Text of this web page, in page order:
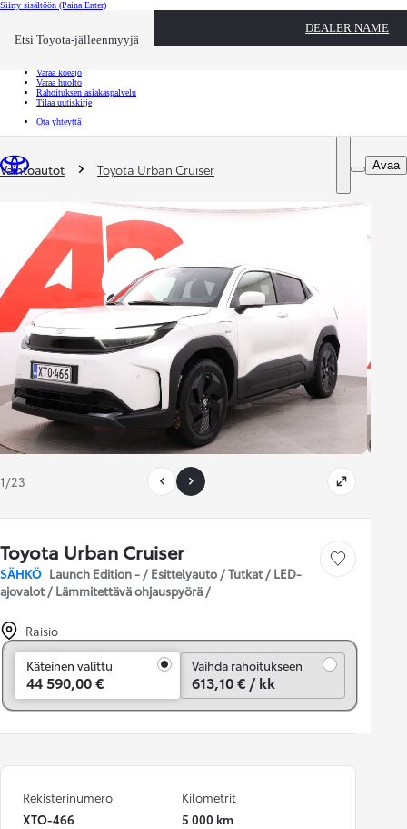
Siirry sisältöön (Paina Enter)
Etsi Toyota-jälleenmyyjä
DEALER NAME
Toyota palvelee Sulje
Varaa koeajo
Varaa huolto
Rahoituksen asiakaspalvelu
Tilaa uutiskirje
Ota yhteyttä
Avaa
Olet täällä
Vaihtoautot Toyota Urban Cruiser
1/23
Toyota Urban Cruiser
SÄHKÖ Launch Edition - / Esittelyauto / Tutkat / LED-
ajovalot / Lämmitettävä ohjauspyörä /
Tallenna auto
Raisio
Käteinen valittu
44 590,00 €
Vaihda rahoitukseen
613,10 € / kk
Rekisterinumero
XTO-466
Kilometrit
5 000 km